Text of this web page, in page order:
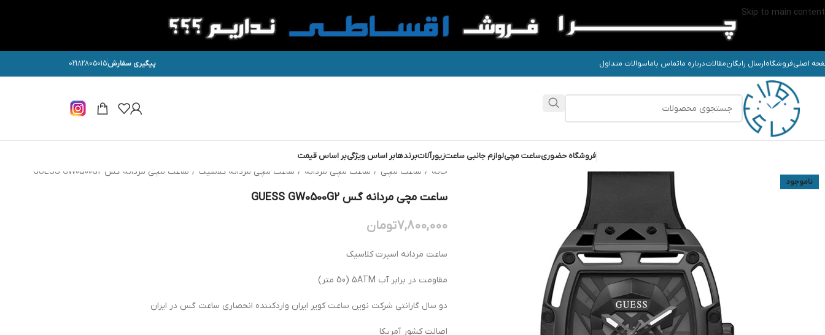
Skip to main content
اصلیفروشگاهارسال رایگانمقالاتدرباره ماتماس باماسوالات متداول پیگیری سفارش02182805015
فروشگاه حضوریساعت مچیلوازم جانبی ساعتزیورآلاتبرندهابر اساس ویژگیبر اساس قیمت
ناموجود
خانه / ساعت مچی / ساعت مچی مردانه / ساعت مچی مردانه کلاسیک / ساعت مچی مردانه گس GUESS GW0500G2
ساعت مچی مردانه گس GUESS GW0500G2
7,800,000تومان
ساعت مردانه اسپرت کلاسیک
مقاومت در برابر آب 5ATM (50 متر)
دو سال گارانتی شرکت نوین ساعت کویر ایران واردکننده انحصاری ساعت گس در ایران
اصالت کشور آمریکا